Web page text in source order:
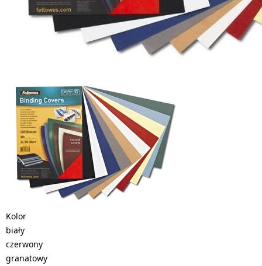
Kolor
biały
czerwony
granatowy